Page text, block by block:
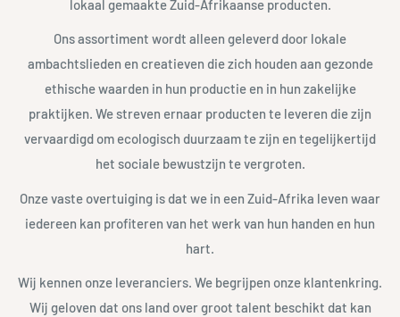
lokaal gemaakte Zuid-Afrikaanse producten.
Ons assortiment wordt alleen geleverd door lokale
ambachtslieden en creatieven die zich houden aan gezonde
ethische waarden in hun productie en in hun zakelijke
praktijken. We streven ernaar producten te leveren die zijn
vervaardigd om ecologisch duurzaam te zijn en tegelijkertijd
het sociale bewustzijn te vergroten.
Onze vaste overtuiging is dat we in een Zuid-Afrika leven waar
iedereen kan profiteren van het werk van hun handen en hun
hart.
Wij kennen onze leveranciers. We begrijpen onze klantenkring.
Wij geloven dat ons land over groot talent beschikt dat kan